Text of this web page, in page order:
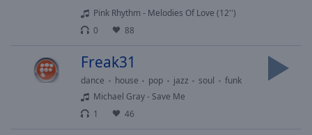
Opacity
Pink Rhythm - Melodies Of Love (12'')
0
88
Freak31
dance house pop jazz soul
funk
Michael Gray - Save Me
1
46